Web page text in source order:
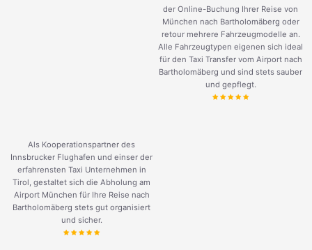
der Online-Buchung Ihrer Reise von
München nach Bartholomäberg oder
retour mehrere Fahrzeugmodelle an.
Alle Fahrzeugtypen eigenen sich ideal
für den Taxi Transfer vom Airport nach
Bartholomäberg und sind stets sauber
und gepflegt.
Als Kooperationspartner des
Innsbrucker Flughafen und einser der
erfahrensten Taxi Unternehmen in
Tirol, gestaltet sich die Abholung am
Airport München für Ihre Reise nach
Bartholomäberg stets gut organisiert
und sicher.